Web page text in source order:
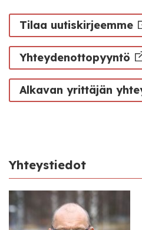
Tilaa uutiskirjeemme
Yhteydenottopyyntö
Alkavan yrittäjän
Yhteystiedot